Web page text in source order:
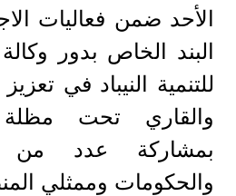
الأحد ضمن فعاليات
البند الخاص بدور
للتنمية النيباد في
بمشاركة عدد من
والحكومات وممثلي